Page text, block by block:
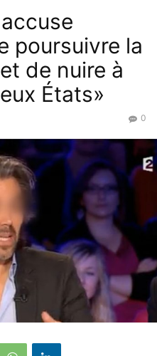
poursuivre la
de nuire à
États»
0